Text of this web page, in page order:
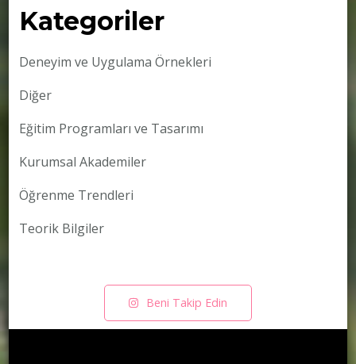
Kategoriler
Deneyim ve Uygulama Örnekleri
Diğer
Eğitim Programları ve Tasarımı
Kurumsal Akademiler
Öğrenme Trendleri
Teorik Bilgiler
Beni Takip Edin